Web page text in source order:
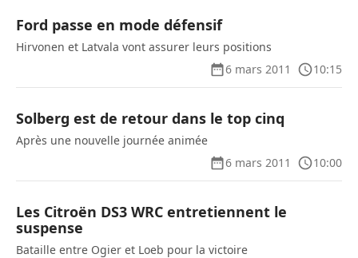
Ford passe en mode défensif
Hirvonen et Latvala vont assurer leurs positions
6 mars 2011
10:15
Solberg est de retour dans le top cinq
Après une nouvelle journée animée
6 mars 2011
10:00
Les Citroën DS3 WRC entretiennent le
suspense
Bataille entre Ogier et Loeb pour la victoire